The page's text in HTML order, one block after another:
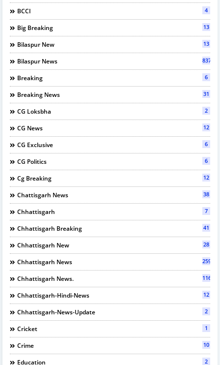
BCCI 4
Big Breaking 13
Bilaspur New 13
Bilaspur News 837
Breaking 6
Breaking News 31
CG Loksbha 2
CG News 12
CG Exclusive 6
CG Politics 6
Cg Breaking 12
Chattisgarh News 38
Chhattisgarh 7
Chhattisgarh Breaking 41
Chhattisgarh New 28
Chhattisgarh News 2597
Chhattisgarh News. 116
Chhattisgarh-Hindi-News 12
Chhattisgarh-News-Update 2
Cricket 1
Crime 10
Education 2